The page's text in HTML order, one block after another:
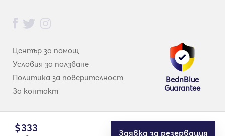
$333 Заявка за резервация
Център за помощ
Условия за ползване
Политика за поверителност
За контакт
BednBlue
Guarantee